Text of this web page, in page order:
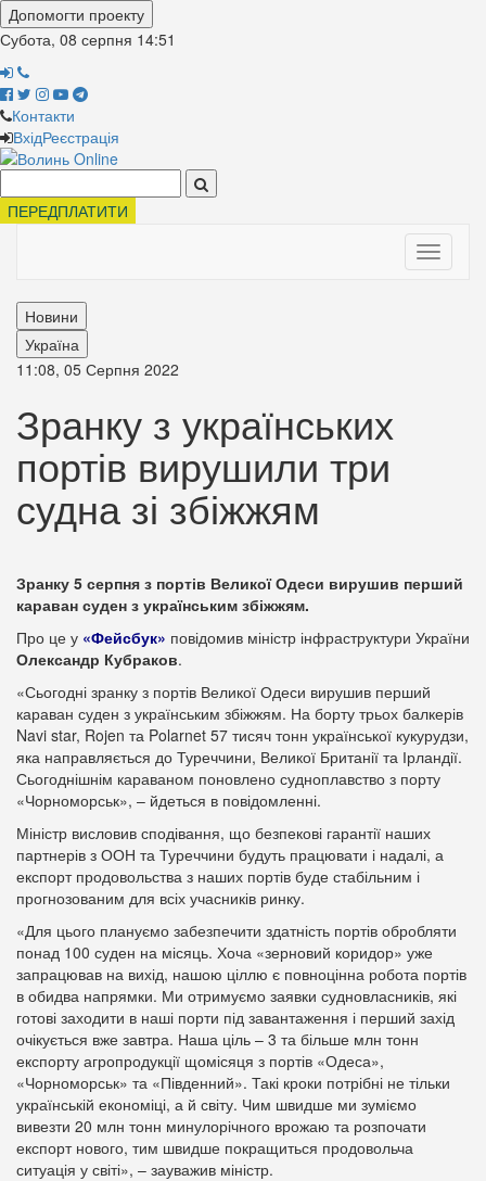
Допомогти проекту
Субота, 08 серпня 14:51
Контакти
ВхідРеєстрація
ПЕРЕДПЛАТИТИ
Toggle
Новини
Україна
11:08, 05 Серпня 2022
Зранку з українських
портів вирушили три
судна зі збіжжям
Зранку 5 серпня з портів Великої Одеси вирушив перший
караван суден з українським збіжжям.
Про це у «Фейсбук» повідомив міністр інфраструктури України
Олександр Кубраков.
«Сьогодні зранку з портів Великої Одеси вирушив перший
караван суден з українським збіжжям. На борту трьох балкерів
Navi star, Rojen та Polarnet 57 тисяч тонн української кукурудзи,
яка направляється до Туреччини, Великої Британії та Ірландії.
Сьогоднішнім караваном поновлено судноплавство з порту
«Чорноморськ», – йдеться в повідомленні.
Міністр висловив сподівання, що безпекові гарантії наших
партнерів з ООН та Туреччини будуть працювати і надалі, а
експорт продовольства з наших портів буде стабільним і
прогнозованим для всіх учасників ринку.
«Для цього плануємо забезпечити здатність портів обробляти
понад 100 суден на місяць. Хоча «зерновий коридор» уже
запрацював на вихід, нашою ціллю є повноцінна робота портів
в обидва напрямки. Ми отримуємо заявки судновласників, які
готові заходити в наші порти під завантаження і перший захід
очікується вже завтра. Наша ціль – 3 та більше млн тонн
експорту агропродукції щомісяця з портів «Одеса»,
«Чорноморськ» та «Південний». Такі кроки потрібні не тільки
українській економіці, а й світу. Чим швидше ми зуміємо
вивезти 20 млн тонн минулорічного врожаю та розпочати
експорт нового, тим швидше покращиться продовольча
ситуація у світі», – зауважив міністр.